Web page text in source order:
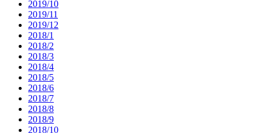
2019/10
2019/11
2019/12
2018/1
2018/2
2018/3
2018/4
2018/5
2018/6
2018/7
2018/8
2018/9
2018/10